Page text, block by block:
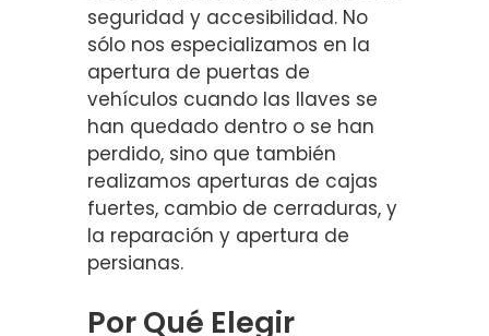
seguridad y accesibilidad. No
sólo nos especializamos en la
apertura de puertas de
vehículos cuando las llaves se
han quedado dentro o se han
perdido, sino que también
realizamos aperturas de cajas
fuertes, cambio de cerraduras, y
la reparación y apertura de
persianas.
Por Qué Elegir